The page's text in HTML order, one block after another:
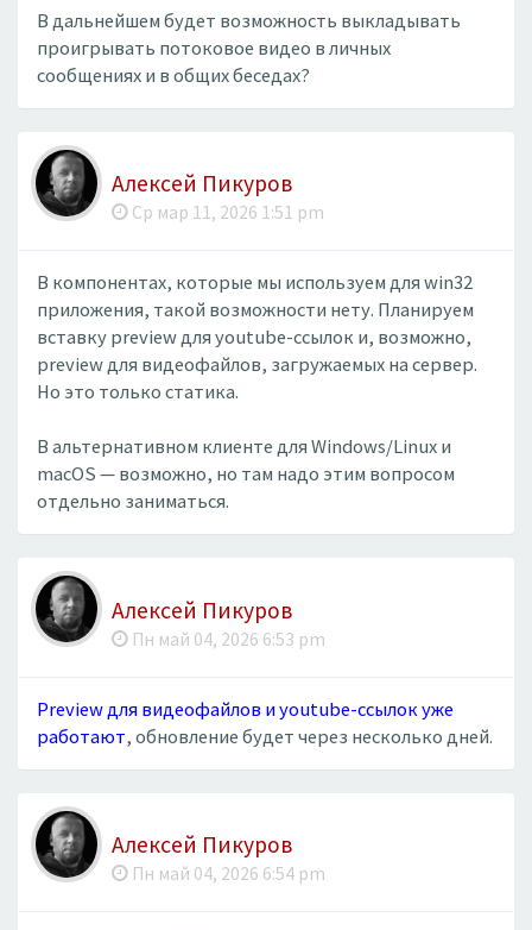
В дальнейшем будет возможность выкладывать
проигрывать потоковое видео в личных
сообщениях и в общих беседах?
Алексей Пикуров
Ср мар 11, 2026 1:51 pm
В компонентах, которые мы используем для win32
приложения, такой возможности нету. Планируем
вставку preview для youtube-ссылок и, возможно,
preview для видеофайлов, загружаемых на сервер.
Но это только статика.
В альтернативном клиенте для Windows/Linux и
macOS — возможно, но там надо этим вопросом
отдельно заниматься.
Алексей Пикуров
Пн май 04, 2026 6:53 pm
Preview для видеофайлов и youtube-ссылок уже
работают, обновление будет через несколько дней.
Алексей Пикуров
Пн май 04, 2026 6:54 pm